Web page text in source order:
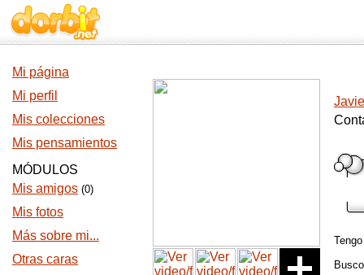
Mi página
Mi perfil
Mis colecciones
Mis pensamientos
MÓDULOS
Mis amigos (0)
Mis fotos
Más sobre mi...
Otras caras